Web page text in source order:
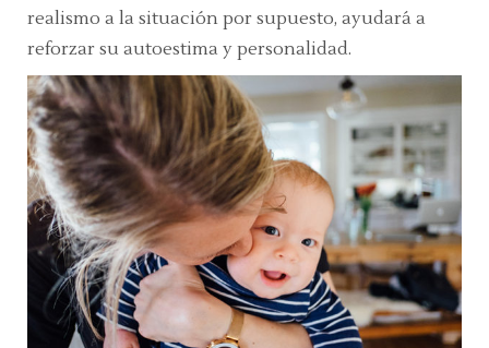
realismo a la situación por supuesto, ayudará a
reforzar su autoestima y personalidad.